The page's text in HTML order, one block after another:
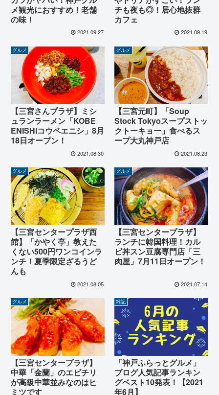
メ観光におすすめ！老舗
の味！
2021.09.27
チも夜も◎！居心地抜群
カフェ
2021.09.19
グルメ
【三宮さんプラザ】ミシ
ュランラーメン「KOBE
ENISHIコウベエニシ」8月
18日オープン！
2021.08.30
グルメ
【三宮元町】「Soup
Stock Tokyoスープストッ
クトーキョー」食べるス
ープ大丸神戸店
2021.08.23
グルメ
【三宮センタープラザ西
館】「かやく亭」教えた
くない500円ワンコインラ
ンチ！夏季限定ざるうど
んも
2021.08.05
グルメ
【三宮センタープラザ】
ランチに韓国料理！カル
ビ丼スン豆腐専門店「三
肉屋」7月11日オープン！
2021.07.14
グルメ
【三宮センタープラザ】
中華「金蘭」のエビチリ
が高級中華並みなのはヒ
ミツです
雑記
「神戸ふらっとグルメ」
ブログ人気記事ランキン
グベスト10発表！【2021
年6月】